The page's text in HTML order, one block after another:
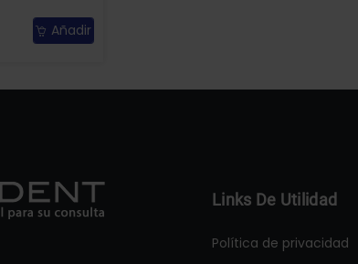
Añadir
Links De Utilidad
Política de privacidad